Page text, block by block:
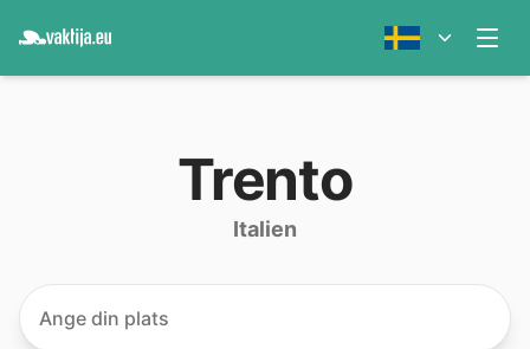
Trento
Italien